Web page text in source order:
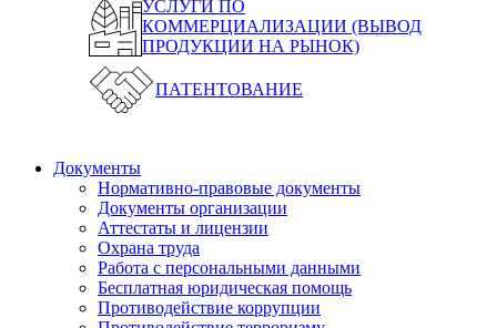
УСЛУГИ ПО
КОММЕРЦИАЛИЗАЦИИ (ВЫВОД
ПРОДУКЦИИ НА РЫНОК)
ПАТЕНТОВАНИЕ
Документы
Нормативно-правовые документы
Документы организации
Аттестаты и лицензии
Охрана труда
Работа с персональными данными
Бесплатная юридическая помощь
Противодействие коррупции